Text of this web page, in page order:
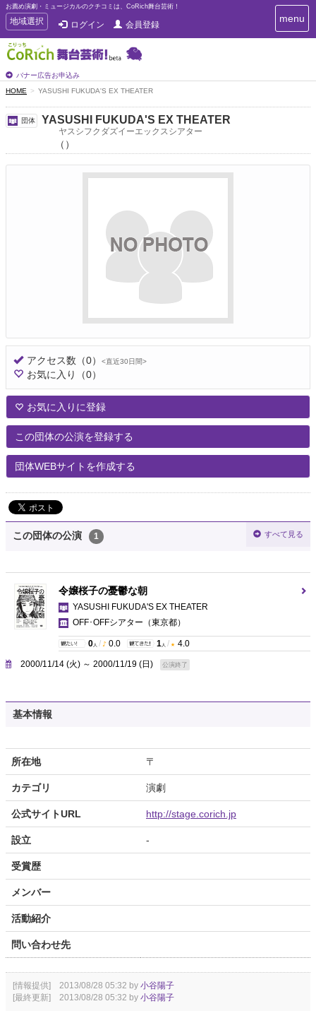
お薦め演劇・ミュージカルのクチコミは、CoRich舞台芸術！
T
o
g
g
e
n
a
v
i
a
t
地域選択 ログイン 会員登録
バナー広告お申込み
T
o
menu
HOME YASUSHI FUKUDA'S EX THEATER
団体 YASUSHI FUKUDA'S EX THEATER
ヤスシフクダズイーエックスシアター
（）
アクセス数 （0） <直近30日間>
お気に入り （0）
お気に入りに登録
この団体の公演を登録する
団体WEBサイトを作成する
この団体の公演 1 すべて見る
令嬢桜子の憂鬱な朝
YASUSHI FUKUDA'S EX THEATER
OFF･OFFシアター （東京都）
0 人 / 0.0 1 人 / 4.0
2000/11/14 (火) ～ 2000/11/19 (日) 公演終了
基本情報
所在地 〒
カテゴリ 演劇
公式サイトURL http://stage.corich.jp
設立 -
受賞歴
メンバー
活動紹介
問い合わせ先
[情報提供] 2013/08/28 05:32 by 小谷陽子
[最終更新] 2013/08/28 05:32 by 小谷陽子